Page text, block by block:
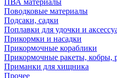
ПВА материалы
Поводковые материалы
Подсаки, садки
Поплавки для удочки и
Прикормки и насадки
Прикормочные кораблики
Прикормочные ракеты, кобры,
Приманки для хищника
Прочее